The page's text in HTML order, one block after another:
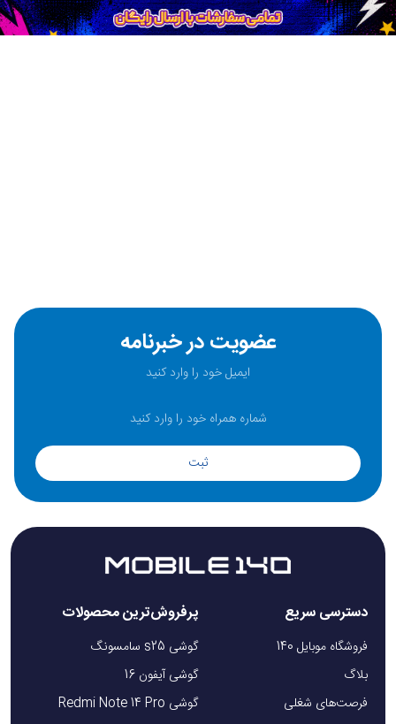
عضویت در خبرنامه
ثبت
دسترسی سریع
فروشگاه موبایل 140
بلاگ
فرصت‌های شغلی
پرفروش‌ترین محصولات
گوشی s25 سامسونگ
گوشی آیفون 16
گوشی Redmi Note 14 Pro